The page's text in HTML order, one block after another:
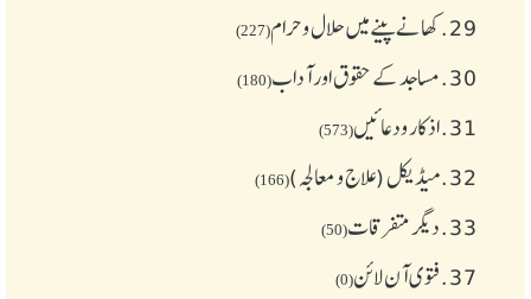
29. کھانے پینے میں حلال و حرام(227)
30. مساجد کے حقوق اور آداب(180)
31. اذکار ودعائیں(573)
32. میڈیکل (علاج و معالجہ)(166)
33. دیگر متفرقات(50)
37. فتوی آن لائن(0)